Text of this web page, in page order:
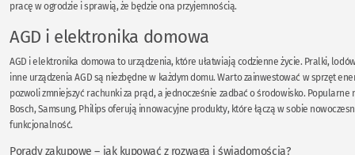
pracę w ogrodzie i sprawią, że będzie ona przyjemnością.
AGD i elektronika domowa
AGD i elektronika domowa to urządzenia, które ułatwiają codzienne życie. Pralki,
inne urządzenia AGD są niezbędne w każdym domu. Warto zainwestować w sprzęt
pozwoli zmniejszyć rachunki za prąd, a jednocześnie zadbać o środowisko. Popularne
Bosch, Samsung, Philips oferują innowacyjne produkty, które łączą w sobie
funkcjonalność.
Porady zakupowe – jak kupować z rozwagą i świadomością?